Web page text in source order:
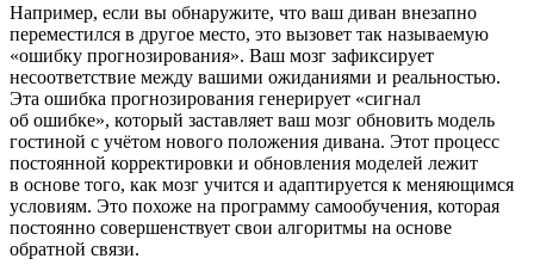
Например, если вы обнаружите, что ваш диван внезапно
переместился в другое место, это вызовет так называемую
«ошибку прогнозирования». Ваш мозг зафиксирует
несоответствие между вашими ожиданиями и реальностью.
Эта ошибка прогнозирования генерирует «сигнал
об ошибке», который заставляет ваш мозг обновить модель
гостиной с учётом нового положения дивана. Этот процесс
постоянной корректировки и обновления моделей лежит
в основе того, как мозг учится и адаптируется к меняющимся
условиям. Это похоже на программу самообучения, которая
постоянно совершенствует свои алгоритмы на основе
обратной связи.